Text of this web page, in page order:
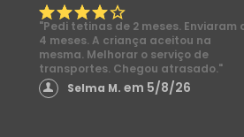
"Pedi tetinas de 2 meses. Enviaram
4 meses. A criança aceitou na
mesma. Melhorar o serviço de
transportes. Chegou atrasado."
Selma M. em 5/8/26